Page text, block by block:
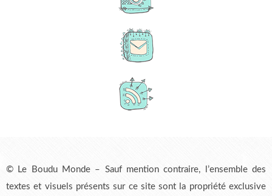
© Le Boudu Monde – Sauf mention contraire, l’ensemble des
textes et visuels présents sur ce site sont la propriété exclusive